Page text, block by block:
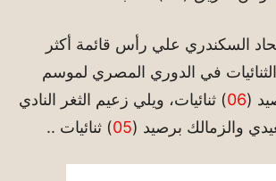
السكندري علي رأس قائمة أكثر
الثنائيات في الدوري المصري لموسم
(
06) ثنائيات، ويلي زعيم الثغر النادي
والزمالك برصيد (05) ثنائيات ..